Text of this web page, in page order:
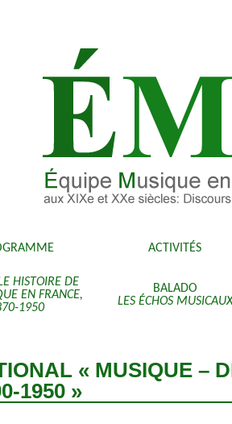
ACTIVITÉS
HISTOIRE DE
EN FRANCE,
1950
BALADO
LES ÉCHOS MUSICAUX
« MUSIQUE –
1950 »